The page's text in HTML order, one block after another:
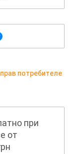
потребителе
при
от